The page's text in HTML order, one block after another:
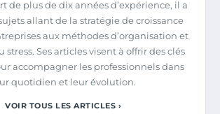
de plus de dix années d’expérience, il a
allant de la stratégie de croissance
aux méthodes d’organisation et
stress. Ses articles visent à offrir des clés
accompagner les professionnels dans
quotidien et leur évolution.
VOIR TOUS LES ARTICLES ›